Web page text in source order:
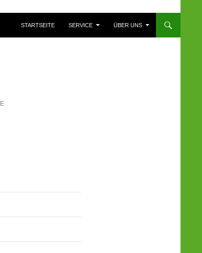
STARTSEITE
SERVICE ÜBER UNS